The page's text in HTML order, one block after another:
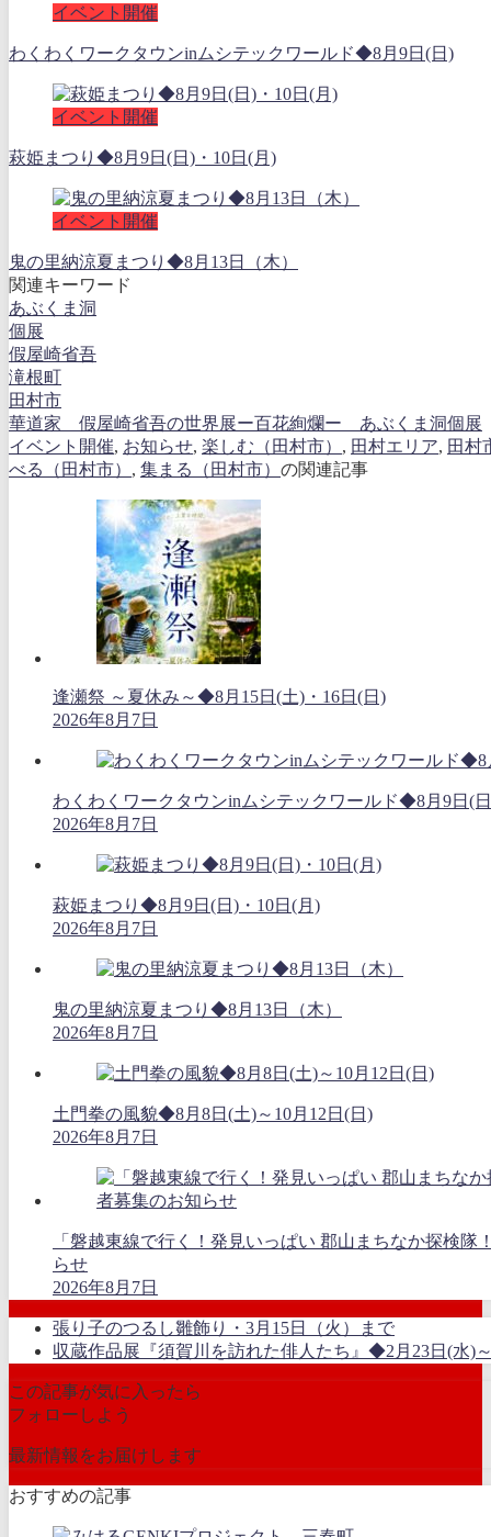
イベント開催
わくわくワークタウンinムシテックワールド◆8月9日(日)
イベント開催
萩姫まつり◆8月9日(日)・10日(月)
イベント開催
鬼の里納涼夏まつり◆8月13日（木）
関連キーワード
あぶくま洞
個展
假屋崎省吾
滝根町
田村市
華道家 假屋崎省吾の世界展ー百花絢爛ー あぶくま洞個展
イベント開催, お知らせ, 楽しむ（田村市） , 田村エリア, 田村
べる（田村市） , 集まる（田村市） の関連記事
逢瀬祭 ～夏休み～◆8月15日(土)・16日(日)
2026年8月7日
わくわくワークタウンinムシテックワールド◆8月9日(
2026年8月7日
萩姫まつり◆8月9日(日)・10日(月)
2026年8月7日
鬼の里納涼夏まつり◆8月13日（木）
2026年8月7日
土門拳の風貌◆8月8日(土)～10月12日(日)
2026年8月7日
「磐越東線で行く！発見いっぱい 郡山まちなか探検隊
らせ
2026年8月7日
張り子のつるし雛飾り・3月15日（火）まで
収蔵作品展『須賀川を訪れた俳人たち』◆2月23日(水)
この記事が気に入ったら
フォローしよう
最新情報をお届けします
おすすめの記事